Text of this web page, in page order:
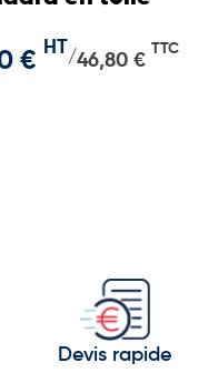
€ HT /46,80 €
TTC
Devis rapide